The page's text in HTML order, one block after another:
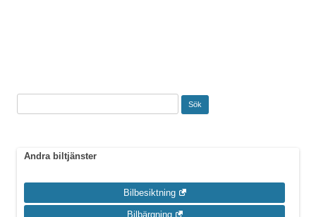
Andra biltjänster
Bilbesiktning
Bilbärgning